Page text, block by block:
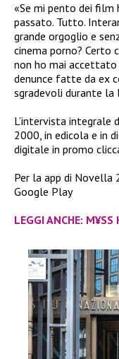
«Se mi pento dei film
passato. Tutto.
grande orgoglio e
cinema porno? Certo
non ho mai
denunce fatte da ex
sgradevoli durante la
L’intervista integrale
2000, in edicola e in
digitale in promo
Per la app di Novella
Google Play
LEGGI ANCHE: